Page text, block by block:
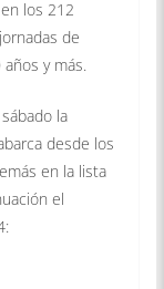
los 212
de
y más.
la
desde los
en la lista
el